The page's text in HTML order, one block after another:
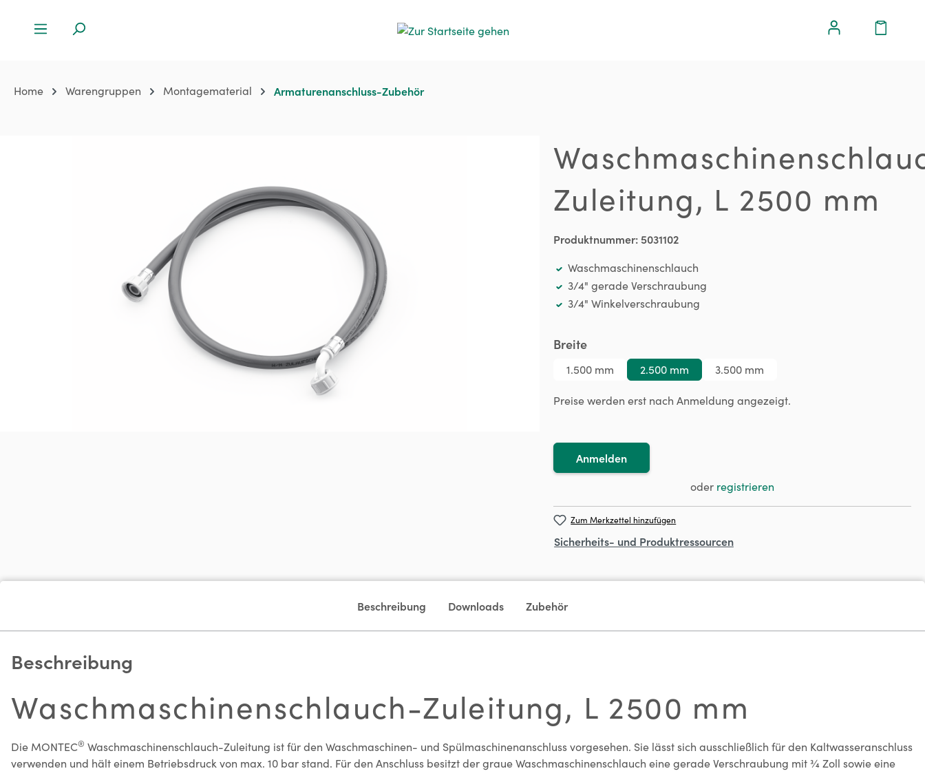
Home Warengruppen Montagematerial Armaturenanschluss-Zubehör
Zuleitung, L 2500 mm
Produktnummer: 5031102
Waschmaschinenschlauch
3/4" gerade Verschraubung
3/4" Winkelverschraubung
Breiteauswählen
1.500 mm 2.500 mm 3.500 mm
Preise werden erst nach Anmeldung angezeigt.
Anmelden
oder registrieren
Zum Merkzettel hinzufügen
Sicherheits- und Produktressourcen
Beschreibung Downloads Zubehör
Beschreibung
Waschmaschinenschlauch-Zuleitung, L 2500 mm
Die MONTEC® Waschmaschinenschlauch-Zuleitung ist für den Waschmaschinen- und Spülmaschinenanschluss vorgesehen. Sie lässt sich ausschließlich für den Kaltwasseranschluss
verwenden und hält einem Betriebsdruck von max. 10 bar stand. Für den Anschluss besitzt der graue Waschmaschinenschlauch eine gerade Verschraubung mit ¾ Zoll sowie eine